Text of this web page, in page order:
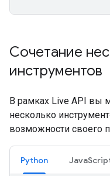
Сочетание
инструментов
В рамках Live API вы
несколько
возможности своего
Python